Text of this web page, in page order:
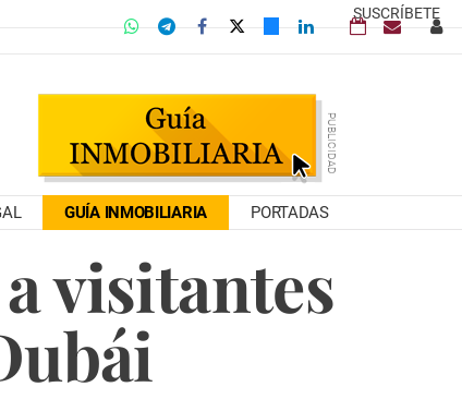
SUSCRÍBETE
GUÍA INMOBILIARIA PORTADAS
visitantes